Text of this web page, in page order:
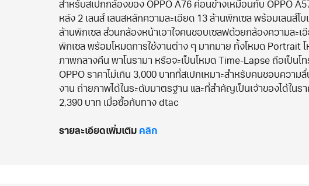
สำหรับสเปกกล้องของ OPPO A76 ค่อนข้างเหมือนกับ OPPO
หลัง 2 เลนส์ เลนสหลักความละเอียด 13 ล้านพิกเซล พร้อมเลนส์โบ
ล้านพิกเซล ส่วนกล้องหน้าเอาใจคนชอบเซลฟด้วยกล้องความละเ
พิกเซล พร้อมโหมดการใช้งานต่าง ๆ มากมาย ทั้งโหมด Portrait
ภาพกลางคืน พาโนรามา หรือจะเป็นโหมด Time-Lapse ถือเป็นโ
OPPO ราคาไม่เกิน 3,000 บาทที่สเปกเหมาะสำหรับคนชอบความลื่
งาน ถ่ายภาพได้ในระดับมาตรฐาน และที่สำคัญเป็นเจ้าของได้ในร
2,390 บาท เมื่อซื้อกับทาง dtac
รายละเอียดเพิ่มเติม คลิก